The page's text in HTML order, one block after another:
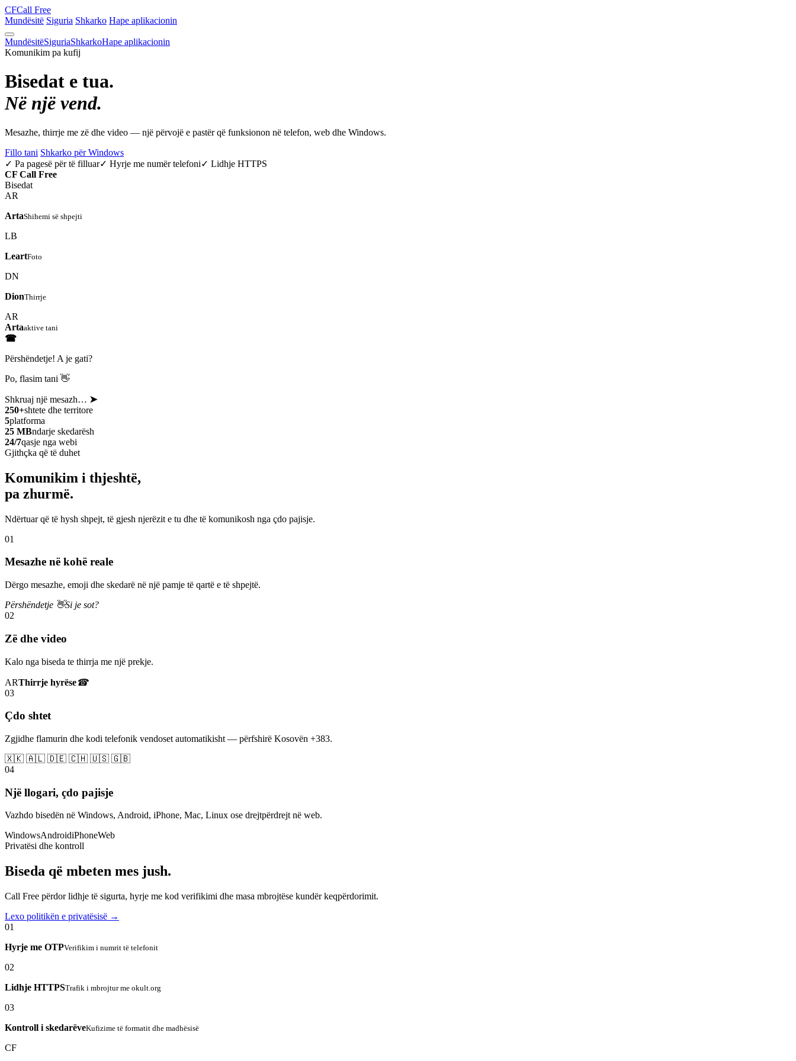
CFCall Free
Mundësitë Siguria Shkarko Hape aplikacionin
MundësitëSiguriaShkarkoHape aplikacionin
Komunikim pa kufij
Bisedat e tua.
Në një vend.
Mesazhe, thirrje me zë dhe video — një përvojë e pastër që funksionon në telefon, web dhe Windows.
Fillo tani Shkarko për Windows
✓ Pa pagesë për të filluar✓ Hyrje me numër telefoni✓ Lidhje HTTPS
CF Call Free
Bisedat
AR
ArtaShihemi së shpejti
LB
LeartFoto
DN
DionThirrje
AR
Artaaktive tani
☎
Përshëndetje! A je gati?
Po, flasim tani 👋
Shkruaj një mesazh… ➤
250+shtete dhe territore
5platforma
25 MBndarje skedarësh
24/7qasje nga webi
Gjithçka që të duhet
Komunikim i thjeshtë,
pa zhurmë.
Ndërtuar që të hysh shpejt, të gjesh njerëzit e tu dhe të komunikosh nga çdo pajisje.
01
Mesazhe në kohë reale
Dërgo mesazhe, emoji dhe skedarë në një pamje të qartë e të shpejtë.
Përshëndetje 👋Si je sot?
02
Zë dhe video
Kalo nga biseda te thirrja me një prekje.
ARThirrje hyrëse☎
03
Çdo shtet
Zgjidhe flamurin dhe kodi telefonik vendoset automatikisht — përfshirë Kosovën +383.
🇽🇰 🇦🇱 🇩🇪 🇨🇭 🇺🇸 🇬🇧
04
Një llogari, çdo pajisje
Vazhdo bisedën në Windows, Android, iPhone, Mac, Linux ose drejtpërdrejt në web.
WindowsAndroidiPhoneWeb
Privatësi dhe kontroll
Biseda që mbeten mes jush.
Call Free përdor lidhje të sigurta, hyrje me kod verifikimi dhe masa mbrojtëse kundër keqpërdorimit.
Lexo politikën e privatësisë →
01
Hyrje me OTPVerifikim i numrit të telefonit
02
Lidhje HTTPSTrafik i mbrojtur me okult.org
03
Kontroll i skedarëveKufizime të formatit dhe madhësisë
CF